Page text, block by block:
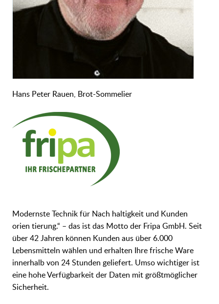
Hans Peter Rauen, Brot-Sommelier
Modernste Technik für Nach haltigkeit und Kunden
orien tierung.“ – das ist das Motto der Fripa GmbH. Seit
über 42 Jahren können Kunden aus über 6.000
Lebensmitteln wählen und erhalten Ihre frische Ware
innerhalb von 24 Stunden geliefert. Umso wichtiger ist
eine hohe Verfügbarkeit der Daten mit größtmöglicher
Sicherheit.